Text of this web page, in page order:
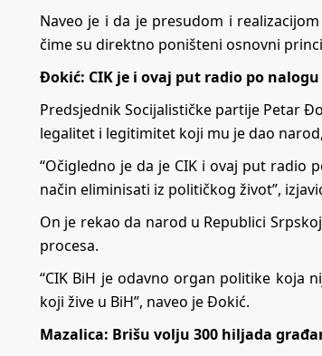
Naveo je i da je presudom i
čime su direktno poništeni osnovni
Đokić: CIK je i ovaj put radio po nalogu
Predsjednik Socijalističke partije Petar
legalitet i legitimitet koji mu je dao
“Očigledno je da je CIK i ovaj put radio
način eliminisati iz političkog život”,
On je rekao da narod u Republici
procesa.
“CIK BiH je odavno organ politike koja
koji žive u BiH”, naveo je Đokić.
Mazalica: Brišu volju 300 hiljada